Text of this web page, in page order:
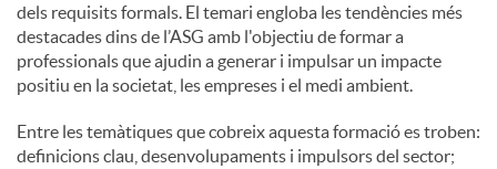
dels requisits formals. El temari engloba les tendències més
destacades dins de l’ASG amb l'objectiu de formar a
professionals que ajudin a generar i impulsar un impacte
positiu en la societat, les empreses i el medi ambient.
Entre les temàtiques que cobreix aquesta formació es troben:
definicions clau, desenvolupaments i impulsors del sector;